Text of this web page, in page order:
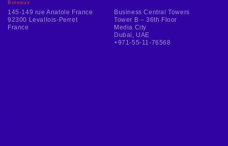
Bureaux
145-149 rue Anatole France
92300 Levallois-Perret
France
Business Central Towers
Tower B – 36th Floor
Media City
Dubai, UAE
+971-55-11-76568